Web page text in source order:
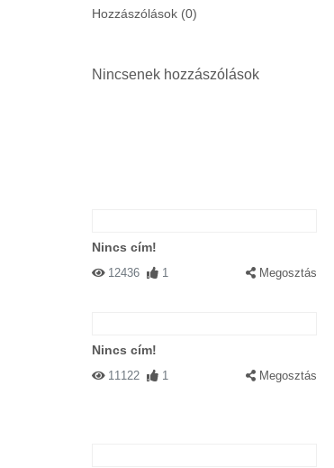
Hozzászólások (0)
Nincsenek hozzászólások
Nincs cím!
12436 1 Megosztás
Nincs cím!
11122 1 Megosztás